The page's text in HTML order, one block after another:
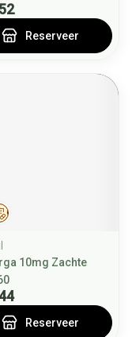
Reserveer
Op voorschrift
10mg Zachte
Reserveer